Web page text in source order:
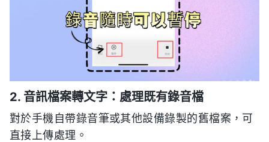
2. 音訊檔案轉文字：處理既有錄音檔
對於手機自帶錄音筆或其他設備錄製的舊檔案，可
直接上傳處理。